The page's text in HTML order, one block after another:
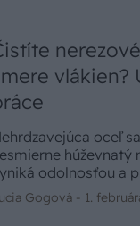
vlákien?
oceľ
húževnatý
odolnosťou a
krásny,
roky. Nečudo, že
Gogová - 1.